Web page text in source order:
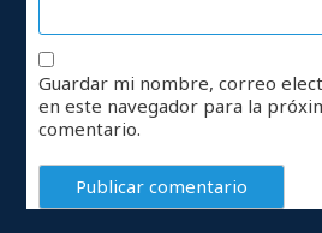
Guardar mi nombre, correo
en este navegador para la
comentario.